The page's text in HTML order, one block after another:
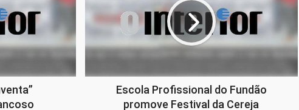
Escola Profissional do Fundão
promove Festival da Cereja